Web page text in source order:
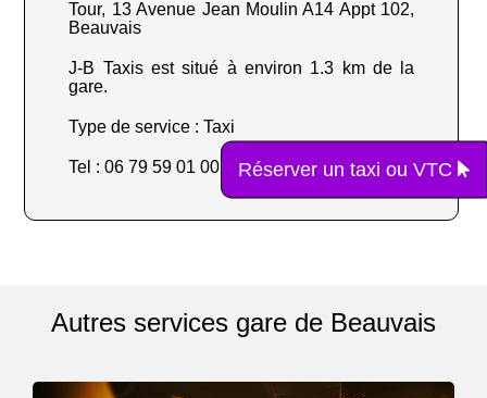
Tour, 13 Avenue Jean Moulin A14 Appt 102,
Beauvais
J-B Taxis est situé à environ 1.3 km de la
gare.
Type de service : Taxi
Tel : 06 79 59 01 00
Autres services gare de Beauvais
Réserver un taxi ou VTC